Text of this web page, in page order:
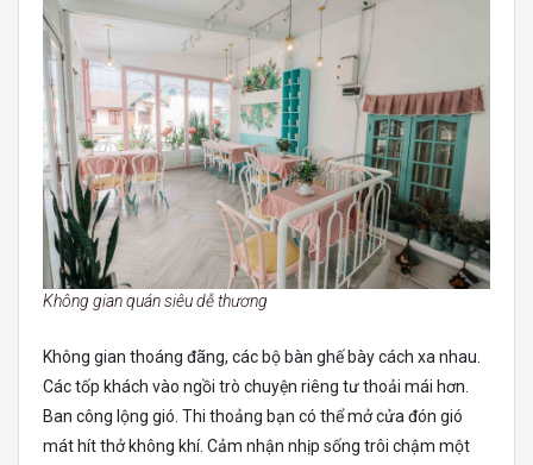
Không gian quán siêu dễ thương
Không gian thoáng đãng, các bộ bàn ghế bày cách xa nhau.
Các tốp khách vào ngồi trò chuyện riêng tư thoải mái hơn.
Ban công lộng gió. Thi thoảng bạn có thể mở cửa đón gió
mát hít thở không khí. Cảm nhận nhịp sống trôi chậm một